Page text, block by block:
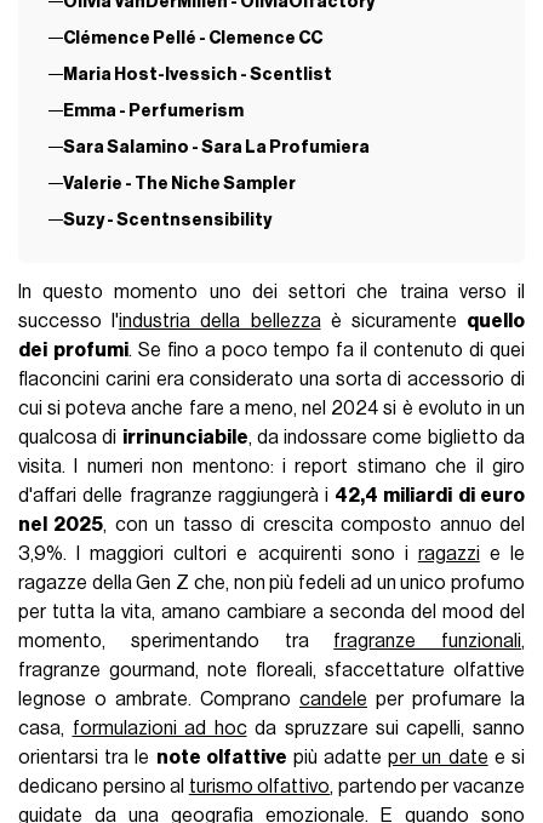
Clémence Pellé - Clemence CC
Maria Host-Ivessich - Scentlist
Emma - Perfumerism
Sara Salamino - Sara La Profumiera
Valerie - The Niche Sampler
Suzy - Scentnsensibility
In questo momento uno dei settori che traina verso il
successo l'industria della bellezzaè sicuramente quello
dei profumi. Se fino a poco tempo fa il contenuto di quei
flaconcini carini era considerato una sorta di accessorio di
cui si poteva anche fare a meno, nel 2024 si è evoluto in un
qualcosa di irrinunciabile, da indossare come biglietto da
visita. I numeri non mentono: i report stimano che il giro
d'affari delle fragranze raggiungerà i 42,4 miliardi di euro
nel 2025, con un tasso di crescita composto annuo del
3,9%. I maggiori cultori e acquirenti sono i ragazzi e le
ragazze della Gen Z che, non più fedeli ad un unico profumo
per tutta la vita, amano cambiare a seconda del mood del
momento, sperimentando tra fragranze funzionali,
fragranze gourmand, note floreali, sfaccettature olfattive
legnose o ambrate. Comprano candele per profumare la
casa, formulazioni ad hocda spruzzare sui capelli, sanno
orientarsi tra le note olfattive più adatteper un date e si
dedicano persino al turismo olfattivo, partendo per vacanze
guidate da una geografia emozionale. E quando sono